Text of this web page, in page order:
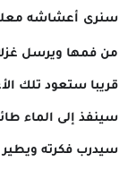
سنرى أعشاشه
من فمها ويرسل
قريبا ستعود تلك
سينفذ إلى الماء
سيدرب فكرته ويطير